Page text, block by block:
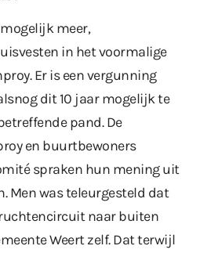
meer,
in het voormalige
Er is een vergunning
dit 10 jaar mogelijk te
pand. De
en buurtbewoners
spraken hun mening uit
Men was teleurgesteld dat
naar buiten
Weert zelf. Dat terwijl